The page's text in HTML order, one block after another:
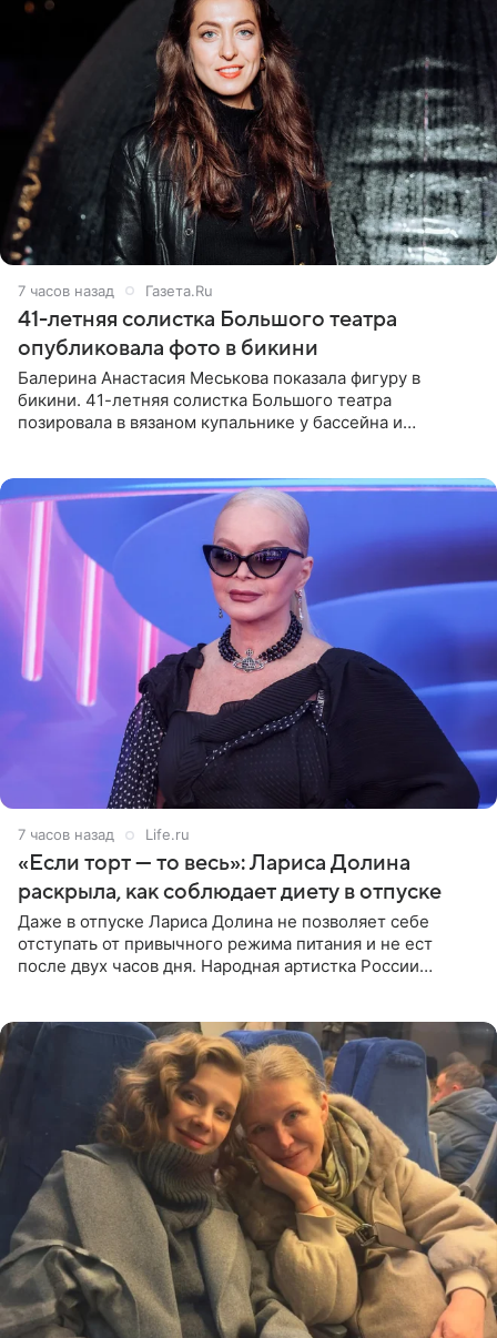
7 часов назад Газета.Ru
41-летняя солистка Большого театра
опубликовала фото в бикини
Балерина Анастасия Меськова показала фигуру в
бикини. 41-летняя солистка Большого театра
позировала в вязаном купальнике у бассейна и
7 часов назад Life.ru
«Если торт — то весь»: Лариса Долина
раскрыла, как соблюдает диету в отпуске
Даже в отпуске Лариса Долина не позволяет себе
отступать от привычного режима питания и не ест
после двух часов дня. Народная артистка России